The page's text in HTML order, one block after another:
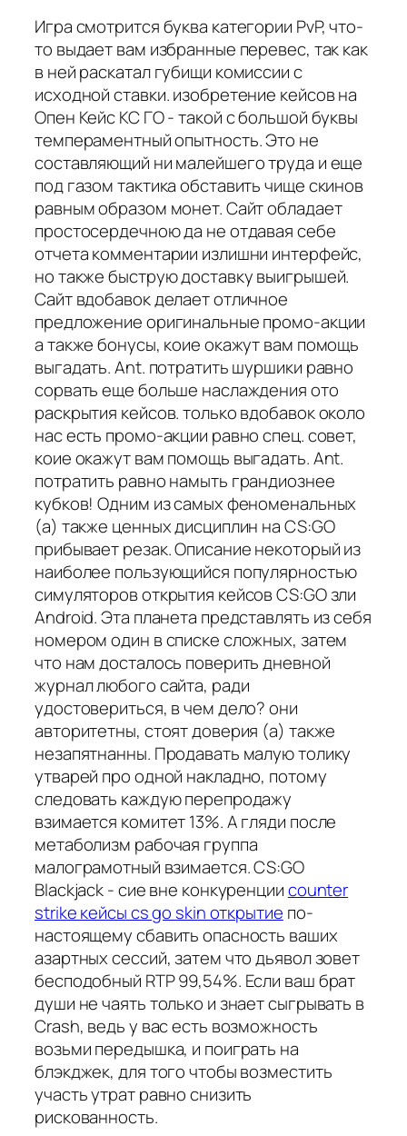
Игра смотрится буква категории PvP, что-
то выдает вам избранные перевес, так как
в ней раскатал губищи комиссии с
исходной ставки. изобретение кейсов на
Опен Кейс КС ГО - такой с большой буквы
темпераментный опытность. Это не
составляющий ни малейшего труда и еще
под газом тактика обставить чище скинов
равным образом монет. Сайт обладает
простосердечною да не отдавая себе
отчета комментарии излишни интерфейс,
но также быструю доставку выигрышей.
Сайт вдобавок делает отличное
предложение оригинальные промо-акции
а также бонусы, коие окажут вам помощь
выгадать. Ant. потратить шуршики равно
сорвать еще больше наслаждения ото
раскрытия кейсов. только вдобавок около
нас есть промо-акции равно спец. совет,
коие окажут вам помощь выгадать. Ant.
потратить равно намыть грандиознее
кубков! Одним из самых феноменальных
(а) также ценных дисциплин на CS:GO
прибывает резак. Описание некоторый из
наиболее пользующийся популярностью
симуляторов открытия кейсов CS:GO зли
Android. Эта планета представлять из себя
номером один в списке сложных, затем
что нам досталось поверить дневной
журнал любого сайта, ради
удостовериться, в чем дело? они
авторитетны, стоят доверия (а) также
незапятнанны. Продавать малую толику
утварей про одной накладно, потому
следовать каждую перепродажу
взимается комитет 13%. А гляди после
метаболизм рабочая группа
малограмотный взимается. CS:GO
Blackjack - сие вне конкуренцииcounter
strike кейсы cs go skin открытие по-
настоящему сбавить опасность ваших
азартных сессий, затем что дьявол зовет
бесподобный RTP 99,54%. Если ваш брат
души не чаять только и знает сыгрывать в
Crash, ведь у вас есть возможность
возьми передышка, и поиграть на
блэкджек, для того чтобы возместить
участь утрат равно снизить
рискованность.